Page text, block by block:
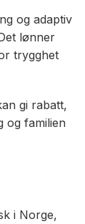
og adaptiv
lønner
trygghet
gi rabatt,
og familien
i Norge,